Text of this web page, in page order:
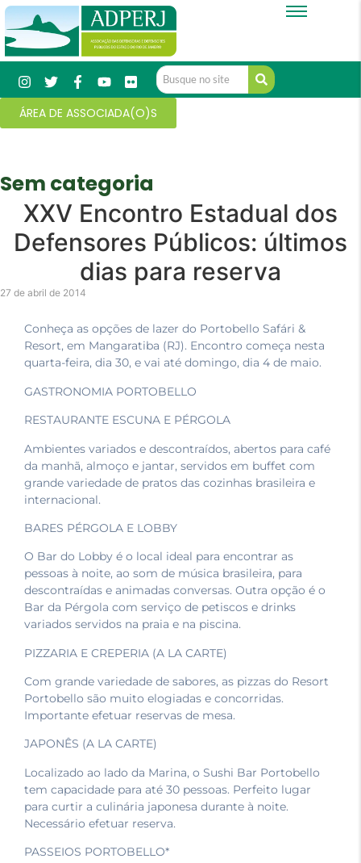
ÁREA DE ASSOCIADA(O)S
Sem categoria
XXV Encontro Estadual dos
Defensores Públicos: últimos
dias para reserva
27 de abril de 2014
Conheça as opções de lazer do Portobello Safári &
Resort, em Mangaratiba (RJ). Encontro começa nesta
quarta-feira, dia 30, e vai até domingo, dia 4 de maio.
GASTRONOMIA PORTOBELLO
RESTAURANTE ESCUNA E PÉRGOLA
Ambientes variados e descontraídos, abertos para café
da manhã, almoço e jantar, servidos em buffet com
grande variedade de pratos das cozinhas brasileira e
internacional.
BARES PÉRGOLA E LOBBY
O Bar do Lobby é o local ideal para encontrar as
pessoas à noite, ao som de música brasileira, para
descontraídas e animadas conversas. Outra opção é o
Bar da Pérgola com serviço de petiscos e drinks
variados servidos na praia e na piscina.
PIZZARIA E CREPERIA (A LA CARTE)
Com grande variedade de sabores, as pizzas do Resort
Portobello são muito elogiadas e concorridas.
Importante efetuar reservas de mesa.
JAPONÊS (A LA CARTE)
Localizado ao lado da Marina, o Sushi Bar Portobello
tem capacidade para até 30 pessoas. Perfeito lugar
para curtir a culinária japonesa durante à noite.
Necessário efetuar reserva.
PASSEIOS PORTOBELLO*